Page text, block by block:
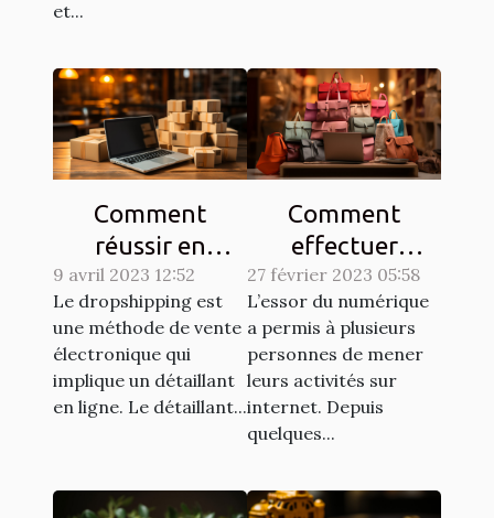
et...
Comment
réussir en
dropshipping ?
9 avril 2023 12:52
Le dropshipping est
une méthode de vente
électronique qui
implique un détaillant
en ligne. Le détaillant...
Comment
effectuer
efficacement
des achats en
ligne ?
27 février 2023 05:58
L’essor du numérique
a permis à plusieurs
personnes de mener
leurs activités sur
internet. Depuis
quelques...